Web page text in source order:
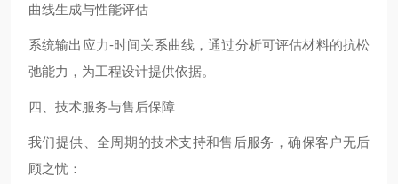
曲线生成与性能评估
系统输出应力-时间关系曲线，通过分析可评估材料的抗松
弛能力，为工程设计提供依据。
四、技术服务与售后保障
我们提供、全周期的技术支持和售后服务，确保客户无后
顾之忧：